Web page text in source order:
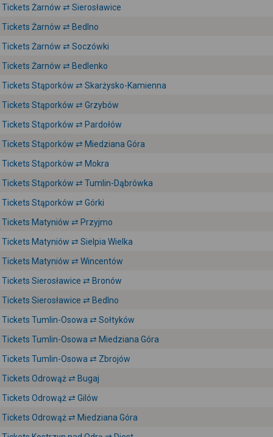
Tickets Żarnów ⇄ Sierosławice
Tickets Żarnów ⇄ Bedlno
Tickets Żarnów ⇄ Soczówki
Tickets Żarnów ⇄ Bedlenko
Tickets Stąporków ⇄ Skarżysko-Kamienna
Tickets Stąporków ⇄ Grzybów
Tickets Stąporków ⇄ Pardołów
Tickets Stąporków ⇄ Miedziana Góra
Tickets Stąporków ⇄ Mokra
Tickets Stąporków ⇄ Tumlin-Dąbrówka
Tickets Stąporków ⇄ Górki
Tickets Matyniów ⇄ Przyjmo
Tickets Matyniów ⇄ Sielpia Wielka
Tickets Matyniów ⇄ Wincentów
Tickets Sierosławice ⇄ Bronów
Tickets Sierosławice ⇄ Bedlno
Tickets Tumlin-Osowa ⇄ Sołtyków
Tickets Tumlin-Osowa ⇄ Miedziana Góra
Tickets Tumlin-Osowa ⇄ Zbrojów
Tickets Odrowąż ⇄ Bugaj
Tickets Odrowąż ⇄ Gilów
Tickets Odrowąż ⇄ Miedziana Góra